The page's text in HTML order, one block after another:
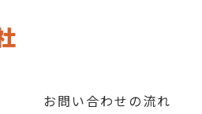
お問い合わせの流れ